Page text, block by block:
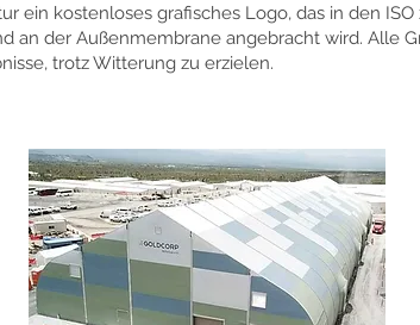
ein kostenloses grafisches Logo, das in den
an der Außenmembrane angebracht wird. Alle
trotz Witterung zu erzielen.